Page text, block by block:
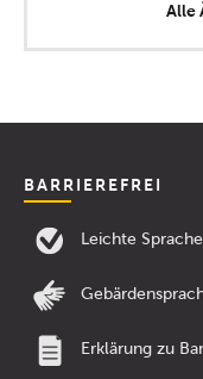
Alle
BARRIEREFREI
Leichte Sprache
Erklärung zu